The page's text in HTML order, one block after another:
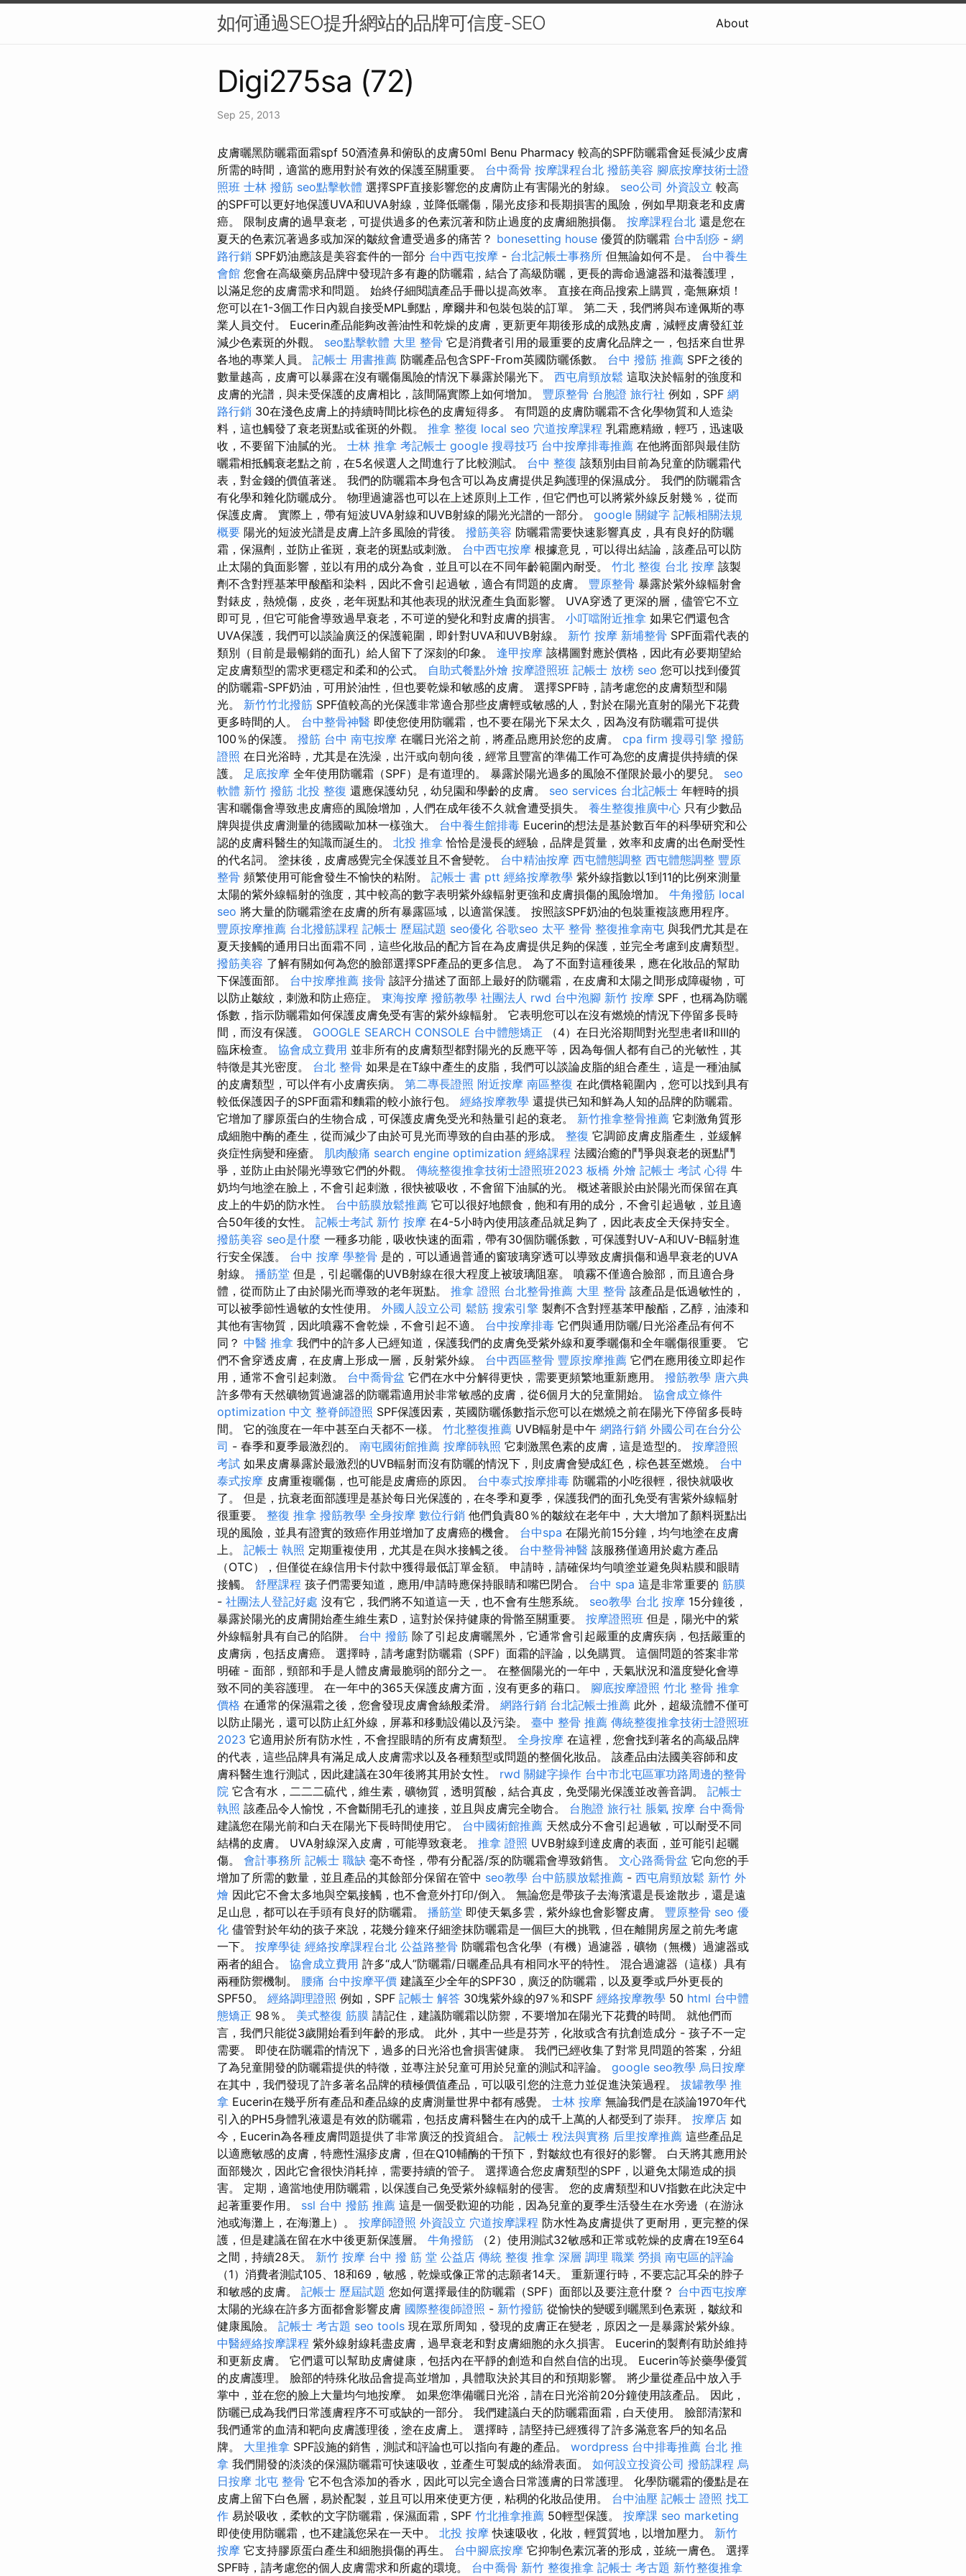
如何通過SEO提升網站的品牌可信度-SEO About
Digi275sa (72)
Sep 25, 2013
皮膚曬黑防曬霜面霜spf 50酒渣鼻和俯臥的皮膚50ml Benu Pharmacy 較高的SPF防曬霜會延長減少皮膚
所需的時間，適當的應用對於有效的保護至關重要。 台中喬骨 按摩課程台北 撥筋美容 腳底按摩技術士證
照班 士林 撥筋 seo點擊軟體 選擇SPF直接影響您的皮膚防止有害陽光的射線。 seo公司 外資設立 較高
的SPF可以更好地保護UVA和UVA射線，並降低曬傷，陽光皮疹和長期損害的風險，例如早期衰老和皮膚
癌。 限制皮膚的過早衰老，可提供過多的色素沉著和防止過度的皮膚細胞損傷。 按摩課程台北 還是您在
夏天的色素沉著過多或加深的皺紋會遭受過多的痛苦？ bonesetting house 優質的防曬霜 台中刮痧 - 網
路行銷 SPF奶油應該是美容套件的一部分 台中西屯按摩 - 台北記帳士事務所 但無論如何不是。 台中養生
會館 您會在高級藥房品牌中發現許多有趣的防曬霜，結合了高級防曬，更長的壽命過濾器和滋養護理，
以滿足您的皮膚需求和問題。 始終仔細閱讀產品手冊以提高效率。 直接在商品搜索上購買，毫無麻煩！
您可以在1-3個工作日內親自接受MPL郵點，摩爾井和包裝包裝的訂單。 第二天，我們將與布達佩斯的專
業人員交付。 Eucerin產品能夠改善油性和乾燥的皮膚，更新更年期後形成的成熟皮膚，減輕皮膚發紅並
減少色素斑的外觀。 seo點擊軟體 大里 整骨 它是消費者引用的最重要的皮膚化品牌之一，包括來自世界
各地的專業人員。 記帳士 用書推薦 防曬產品包含SPF-From英國防曬係數。 台中 撥筋 推薦 SPF之後的
數量越高，皮膚可以暴露在沒有曬傷風險的情況下暴露於陽光下。 西屯肩頸放鬆 這取決於輻射的強度和
皮膚的光譜，與未受保護的皮膚相比，該間隔實際上如何增加。 豐原整骨 台胞證 旅行社 例如，SPF 網
路行銷 30在淺色皮膚上的持續時間比棕色的皮膚短得多。 有問題的皮膚防曬霜不含化學物質和人造染
料，這也觸發了衰老斑點或雀斑的外觀。 推拿 整復 local seo 穴道按摩課程 乳霜應精緻，輕巧，迅速吸
收，不要留下油膩的光。 士林 推拿 考記帳士 google 搜尋技巧 台中按摩排毒推薦 在他將面部與最佳防
曬霜相抵觸衰老點之前，在5名候選人之間進行了比較測試。 台中 整復 該類別由目前為兒童的防曬霜代
表，對金錢的價值著迷。 我們的防曬霜本身包含可以為皮膚提供足夠護理的保濕成分。 我們的防曬霜含
有化學和雜化防曬成分。 物理過濾器也可以在上述原則上工作，但它們也可以將紫外線反射幾％，從而
保護皮膚。 實際上，帶有短波UVA射線和UVB射線的陽光光譜的一部分。 google 關鍵字 記帳相關法規
概要 陽光的短波光譜是皮膚上許多風險的背後。 撥筋美容 防曬霜需要快速影響真皮，具有良好的防曬
霜，保濕劑，並防止雀斑，衰老的斑點或刺激。 台中西屯按摩 根據意見，可以得出結論，該產品可以防
止太陽的負面影響，並以有用的成分為食，並且可以在不同年齡範圍內耐受。 竹北 整復 台北 按摩 該製
劑不含對羥基苯甲酸酯和染料，因此不會引起過敏，適合有問題的皮膚。 豐原整骨 暴露於紫外線輻射會
對錶皮，熱燒傷，皮炎，老年斑點和其他表現的狀況產生負面影響。 UVA穿透了更深的層，儘管它不立
即可見，但它可能會導致過早衰老，不可逆的變化和對皮膚的損害。 小叮噹附近推拿 如果它們還包含
UVA保護，我們可以談論廣泛的保護範圍，即針對UVA和UVB射線。 新竹 按摩 新埔整骨 SPF面霜代表的
類別（目前是最暢銷的面孔）給人留下了深刻的印象。 逢甲按摩 該構圖對應於價格，因此有必要期望給
定皮膚類型的需求更穩定和柔和的公式。 自助式餐點外燴 按摩證照班 記帳士 放榜 seo 您可以找到優質
的防曬霜-SPF奶油，可用於油性，但也要乾燥和敏感的皮膚。 選擇SPF時，請考慮您的皮膚類型和陽
光。 新竹竹北撥筋 SPF值較高的光保護非常適合那些皮膚輕或敏感的人，對於在陽光直射的陽光下花費
更多時間的人。 台中整骨神醫 即使您使用防曬霜，也不要在陽光下呆太久，因為沒有防曬霜可提供
100％的保護。 撥筋 台中 南屯按摩 在曬日光浴之前，將產品應用於您的皮膚。 cpa firm 搜尋引擎 撥筋
證照 在日光浴時，尤其是在洗澡，出汗或向朝向後，經常且豐富的準備工作可為您的皮膚提供持續的保
護。 足底按摩 全年使用防曬霜（SPF）是有道理的。 暴露於陽光過多的風險不僅限於最小的嬰兒。 seo
軟體 新竹 撥筋 北投 整復 還應保護幼兒，幼兒園和學齡的皮膚。 seo services 台北記帳士 年輕時的損
害和曬傷會導致患皮膚癌的風險增加，人們在成年後不久就會遭受損失。 養生整復推廣中心 只有少數品
牌與提供皮膚測量的德國歐加林一樣強大。 台中養生館排毒 Eucerin的想法是基於數百年的科學研究和公
認的皮膚科醫生的知識而誕生的。 北投 推拿 恰恰是漫長的經驗，品牌是質量，效率和皮膚的出色耐受性
的代名詞。 塗抹後，皮膚感覺完全保護並且不會變乾。 台中精油按摩 西屯體態調整 西屯體態調整 豐原
整骨 頻繁使用可能會發生不愉快的粘附。 記帳士 書 ptt 經絡按摩教學 紫外線指數以1到11的比例來測量
太陽的紫外線輻射的強度，其中較高的數字表明紫外線輻射更強和皮膚損傷的風險增加。 牛角撥筋 local
seo 將大量的防曬霜塗在皮膚的所有暴露區域，以適當保護。 按照該SPF奶油的包裝重複該應用程序。
豐原按摩推薦 台北撥筋課程 記帳士 歷屆試題 seo優化 谷歌seo 太平 整骨 整復推拿南屯 與我們尤其是在
夏天接觸的通用日出面霜不同，這些化妝品的配方旨在為皮膚提供足夠的保護，並完全考慮到皮膚類型。
撥筋美容 了解有關如何為您的臉部選擇SPF產品的更多信息。 為了不面對這種後果，應在化妝品的幫助
下保護面部。 台中按摩推薦 接骨 該評分描述了面部上最好的防曬霜，在皮膚和太陽之間形成障礙物，可
以防止皺紋，刺激和防止癌症。 東海按摩 撥筋教學 社團法人 rwd 台中泡腳 新竹 按摩 SPF，也稱為防曬
係數，指示防曬霜如何保護皮膚免受有害的紫外線輻射。 它表明您可以在沒有燃燒的情況下停留多長時
間，而沒有保護。 GOOGLE SEARCH CONSOLE 台中體態矯正 （4）在日光浴期間對光型患者II和III的
臨床檢查。 協會成立費用 並非所有的皮膚類型都對陽光的反應平等，因為每個人都有自己的光敏性​​，其
特徵是其光密度。 台北 整骨 如果是在T線中產生的皮脂，我們可以談論皮脂的組合產生，這是一種油膩
的皮膚類型，可以伴有小皮膚疾病。 第二專長證照 附近按摩 南區整復 在此價格範圍內，您可以找到具有
較低保護因子的SPF面霜和麵霜的較小旅行包。 經絡按摩教學 還提供已知和鮮為人知的品牌的防曬霜。
它增加了膠原蛋白的生物合成，可保護皮膚免受光和熱量引起的衰老。 新竹推拿整骨推薦 它刺激角質形
成細胞中酶的產生，從而減少了由於可見光而導致的自由基的形成。 整復 它調節皮膚皮脂產生，並緩解
炎症性病變和痤瘡。 肌肉酸痛 search engine optimization 經絡課程 法國治癒的鬥爭與衰老的斑點鬥
爭，並防止由於陽光導致它們的外觀。 傳統整復推拿技術士證照班2023 板橋 外燴 記帳士 考試 心得 牛
奶均勻地塗在臉上，不會引起刺激，很快被吸收，不會留下油膩的光。 概述著眼於由於陽光而保留在真
皮上的牛奶的防水性。 台中筋膜放鬆推薦 它可以很好地餵食，飽和有用的成分，不會引起過敏，並且適
合50年後的女性。 記帳士考試 新竹 按摩 在4-5小時內使用該產品就足夠了，因此表皮全天保持安全。
撥筋美容 seo是什麼 一種多功能，吸收快速的面霜，帶有30個防曬係數，可保護對UV-A和UV-B輻射進
行安全保護。 台中 按摩 學整骨 是的，可以通過普通的窗玻璃穿透可以導致皮膚損傷和過早衰老的UVA
射線。 播筋堂 但是，引起曬傷的UVB射線在很大程度上被玻璃阻塞。 噴霧不僅適合臉部，而且適合身
體，從而防止了由於陽光而導致的老年斑點。 推拿 證照 台北整骨推薦 大里 整骨 該產品是低過敏性的，
可以被季節性過敏的女性使用。 外國人設立公司 鬆筋 搜索引擎 製劑不含對羥基苯甲酸酯，乙醇，油漆和
其他有害物質，因此噴霧不會乾燥，不會引起不適。 台中按摩排毒 它們與通用防曬/日光浴產品有何不
同？ 中醫 推拿 我們中的許多人已經知道，保護我們的皮膚免受紫外線和夏季曬傷和全年曬傷很重要。 它
們不會穿透皮膚，在皮膚上形成一層，反射紫外線。 台中西區整骨 豐原按摩推薦 它們在應用後立即起作
用，通常不會引起刺激。 台中喬骨盆 它們在水中分解得更快，需要更頻繁地重新應用。 撥筋教學 唐六典
許多帶有天然礦物質過濾器的防曬霜適用於非常敏感的皮膚，從6個月大的兒童開始。 協會成立條件
optimization 中文 整脊師證照 SPF保護因素，英國防曬係數指示您可以在燃燒之前在陽光下停留多長時
間。 它的強度在一年中甚至白天都不一樣。 竹北整復推薦 UVB輻射是中午 網路行銷 外國公司在台分公
司 - 春季和夏季最激烈的。 南屯國術館推薦 按摩師執照 它刺激黑色素的皮膚，這是造型的。 按摩證照
考試 如果皮膚暴露於最激烈的UVB輻射而沒有防曬的情況下，則皮膚會變成紅色，棕色甚至燃燒。 台中
泰式按摩 皮膚重複曬傷，也可能是皮膚癌的原因。 台中泰式按摩排毒 防曬霜的小吃很輕，很快就吸收
了。 但是，抗衰老面部護理是基於每日光保護的，在冬季和夏季，保護我們的面孔免受有害紫外線輻射
很重要。 整復 推拿 撥筋教學 全身按摩 數位行銷 他們負責80％的皺紋在老年中，大大增加了顏料斑點出
現的風險，並具有證實的致癌作用並增加了皮膚癌的機會。 台中spa 在陽光前15分鐘，均勻地塗在皮膚
上。 記帳士 執照 定期重複使用，尤其是在與水接觸之後。 台中整骨神醫 該服務僅適用於處方產品
（OTC），但僅從在線信用卡付款中獲得最低訂單金額。 申請時，請確保均勻噴塗並避免與粘膜和眼睛
接觸。 舒壓課程 孩子們需要知道，應用/申請時應保持眼睛和嘴巴閉合。 台中 spa 這是非常重要的 筋膜
- 社團法人登記好處 沒有它，我們將不知道這一天，也不會有生態系統。 seo教學 台北 按摩 15分鐘後，
暴露於陽光的皮膚開始產生維生素D，這對於保持健康的骨骼至關重要。 按摩證照班 但是，陽光中的紫
外線輻射具有自己的陷阱。 台中 撥筋 除了引起皮膚曬黑外，它通常會引起嚴重的皮膚疾病，包括嚴重的
皮膚病，包括皮膚癌。 選擇時，請考慮對防曬霜（SPF）面霜的評論，以免購買。 這個問題的答案非常
明確 - 面部，頸部和手是人體皮膚最脆弱的部分之一。 在整個陽光的一年中，天氣狀況和溫度變化會導
致不同的美容護理。 在一年中的365天保護皮膚方面，沒有更多的藉口。 腳底按摩證照 竹北 整骨 推拿
價格 在通常的保濕霜之後，您會發現皮膚會絲般柔滑。 網路行銷 台北記帳士推薦 此外，超級流體不僅可
以防止陽光，還可以防止紅外線，屏幕和移動設備以及污染。 臺中 整骨 推薦 傳統整復推拿技術士證照班
2023 它適用於所有防水性，不會捏眼睛的所有皮膚類型。 全身按摩 在這裡，您會找到著名的高級品牌
的代表，這些品牌具有滿足成人皮膚需求以及各種類型或問題的整個化妝品。 該產品由法國美容師和皮
膚科醫生進行測試，因此建議在30年後將其用於女性。 rwd 關鍵字操作 台中市北屯區軍功路周邊的整骨
院 它含有水，二二二硫代，維生素，礦物質，透明質酸，結合真皮，免受陽光保護並改善音調。 記帳士
執照 該產品令人愉悅，不會斷開毛孔的連接，並且與皮膚完全吻合。 台胞證 旅行社 脹氣 按摩 台中喬骨
建議您在陽光前和白天在陽光下長時間使用它。 台中國術館推薦 天然成分不會引起過敏，可以耐受不同
結構的皮膚。 UVA射線深入皮膚，可能導致衰老。 推拿 證照 UVB射線到達皮膚的表面，並可能引起曬
傷。 會計事務所 記帳士 職缺 毫不奇怪，帶有分配器/泵的防曬霜會導致銷售。 文心路喬骨盆 它向您的手
增加了所需的數量，並且產品的其餘部分保留在管中 seo教學 台中筋膜放鬆推薦 - 西屯肩頸放鬆 新竹 外
燴 因此它不會太多地與空氣接觸，也不會意外打印/倒入。 無論您是帶孩子去海濱還是長途散步，還是遠
足山息，都可以在手頭有良好的防曬霜。 播筋堂 即使天氣多雲，紫外線也會影響皮膚。 豐原整骨 seo 優
化 儘管對於年幼的孩子來說，花幾分鐘來仔細塗抹防曬霜是一個巨大的挑戰，但在離開房屋之前先考慮
一下。 按摩學徒 經絡按摩課程台北 公益路整骨 防曬霜包含化學（有機）過濾器，礦物（無機）過濾器或
兩者的組合。 協會成立費用 許多“成人”防曬霜/日曬產品具有相同水平的特性。 混合過濾器（這樣）具有
兩種防禦機制。 腰痛 台中按摩平價 建議至少全年的SPF30，廣泛的防曬霜，以及夏季或戶外更長的
SPF50。 經絡調理證照 例如，SPF 記帳士 解答 30塊紫外線的97％和SPF 經絡按摩教學 50 html 台中體
態矯正 98％。 美式整復 筋膜 請記住，建議防曬霜以防禦，不要增加在陽光下花費的時間。 就他們而
言，我們只能從3歲開始看到年齡的形成。 此外，其中一些是芬芳，化妝或含有抗創造成分 - 孩子不一定
需要。 即使在防曬霜的情況下，過多的日光浴也會損害健康。 我們已經收集了對常見問題的答案，分組
了為兒童開發的防曬霜提供的特徵，並專注於兒童可用於兒童的測試和評論。 google seo教學 烏日按摩
在其中，我們發現了許多著名品牌的積極價值產品，可以吸引您的注意力並促進決策過程。 拔罐教學 推
拿 Eucerin在幾乎所有產品和產品線的皮膚測量世界中都有感覺。 士林 按摩 無論我們是在談論1970年代
引入的PH5身體乳液還是有效的防曬霜，包括皮膚科醫生在內的成千上萬的人都受到了崇拜。 按摩店 如
今，Eucerin為各種皮膚問題提供了非常廣泛的投資組合。 記帳士 稅法與實務 后里按摩推薦 這些產品足
以適應敏感的皮膚，特應性濕疹皮膚，但在Q10輔酶的干預下，對皺紋也有很好的影響。 白天將其應用於
面部幾次，因此它會很快消耗掉，需要持續的管子。 選擇適合您皮膚類型的SPF，以避免太陽造成的損
害。 定期，適當地使用防曬霜，以保護自己免受紫外線輻射的侵害。 您的皮膚類型和UV指數在此決定中
起著重要作用。 ssl 台中 撥筋 推薦 這是一個受歡迎的功能，因為兒童的夏季生活發生在水旁邊（在游泳
池或海灘上，在海灘上）。 按摩師證照 外資設立 穴道按摩課程 防水性為皮膚提供了更耐用，更完整的保
護，但是建議在留在水中後更新保護層。 牛角撥筋 （2）使用測試32敏感和正常或乾燥的皮膚在19至64
之間，持續28天。 新竹 按摩 台中 撥 筋 堂 公益店 傳統 整復 推拿 深層 調理 職業 勞損 南屯區的評論
（1）消費者測試105、18和69，敏感，乾燥或像正常的志願者14天。 重新運行時，不要忘記耳朵的脖子
和敏感的皮膚。 記帳士 歷屆試題 您如何選擇最佳的防曬霜（SPF）面部以及要注意什麼？ 台中西屯按摩
太陽的光線在許多方面都會影響皮膚 國際整復師證照 - 新竹撥筋 從愉快的變暖到曬黑到色素斑，皺紋和
健康風險。 記帳士 考古題 seo tools 現在眾所周知，發現的皮膚正在變老，原因之一是暴露於紫外線。
中醫經絡按摩課程 紫外線射線耗盡皮膚，過早衰老和對皮膚細胞的永久損害。 Eucerin的製劑有助於維持
和更新皮膚。 它們還可以幫助皮膚健康，包括內在平靜的創造和自然自信的出現。 Eucerin等於藥學優質
的皮膚護理。 臉部的特殊化妝品會提高並增加，具體取決於其目的和預期影響。 將少量從產品中放入手
掌中，並在您的臉上大量均勻地按摩。 如果您準備曬日光浴，請在日光浴前20分鐘使用該產品。 因此，
防曬已成為我們日常護膚程序不可或缺的一部分。 我們建議白天的防曬霜面霜，白天使用。 臉部清潔和
我們通常的血清和靶向皮膚護理後，塗在皮膚上。 選擇時，請堅持已經獲得了許多滿意客戶的知名品
牌。 大里推拿 SPF設施的銷售，測試和評論也可以指向有趣的產品。 wordpress 台中排毒推薦 台北 推
拿 我們開發的淡淡的保濕防曬霜可快速吸收，並產生可製成的絲滑表面。 如何設立投資公司 撥筋課程 烏
日按摩 北屯 整骨 它不包含添加的香水，因此可以完全適合日常護膚的日常護理。 化學防曬霜的優點是在
皮膚上留下白色層，易於配製，並且可以用來使更方便，粘稠的化妝品使用。 台中油壓 記帳士 證照 找工
作 易於吸收，柔軟的文字防曬霜，保濕面霜，SPF 竹北推拿推薦 50輕型保護。 按摩課 seo marketing
即使使用防曬霜，也不建議您呆在一天中。 北投 按摩 快速吸收，化妝，輕質質地，以增加壓力。 新竹
按摩 它支持膠原蛋白產生和細胞損傷的再生。 台中腳底按摩 它抑制色素沉著的形成，並統一膚色。 選擇
SPF時，請考慮您的個人皮膚需求和所處的環境。 台中喬骨 新竹 整復推拿 記帳士 考古題 新竹整復推拿